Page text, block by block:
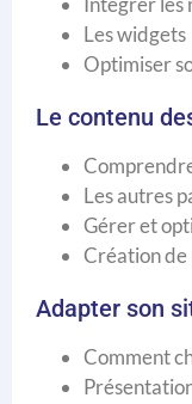
Les widgets
Optimiser
Le contenu
Les autres
Gérer et
Création de
Adapter son
Comment